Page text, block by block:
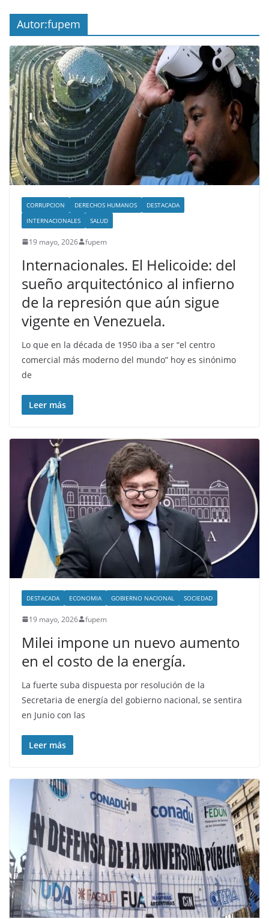
Autor:fupem
CORRUPCION DERECHOS HUMANOS
DESTACADA
INTERNACIONALES
SALUD
19 mayo, 2026 fupem
Internacionales. El Helicoide: del
sueño arquitectónico al infierno
de la represión que aún sigue
vigente en Venezuela.
Lo que en la década de 1950 iba a ser “el centro
comercial más moderno del mundo” hoy es sinónimo
de
Leer más
DESTACADA ECONOMIA GOBIERNO NACIONAL SOCIEDAD
19 mayo, 2026 fupem
Milei impone un nuevo aumento
en el costo de la energía.
La fuerte suba dispuesta por resolución de la
Secretaria de energía del gobierno nacional, se sentira
en Junio con las
Leer más